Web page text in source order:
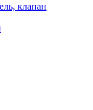
клапан